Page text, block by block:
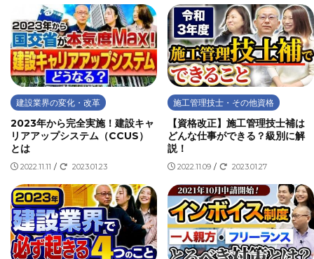
建設業界の変化・改革
2023年から完全実施！建設キャ
リアアップシステム（CCUS）
とは
2022.11.11 / 2023.01.23
施工管理技士・その他資格
【資格改正】施工管理技士補は
どんな仕事ができる？級別に解
説！
2022.11.09 / 2023.01.27